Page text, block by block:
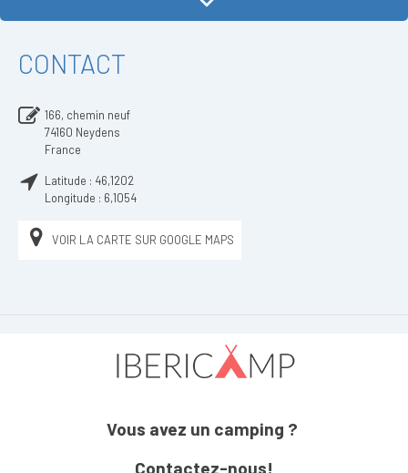
CONTACT
166, chemin neuf
74160 Neydens
France
Latitude : 46,1202
Longitude : 6,1054
VOIR LA CARTE SUR GOOGLE MAPS
Vous avez un camping ?
Contactez-nous!